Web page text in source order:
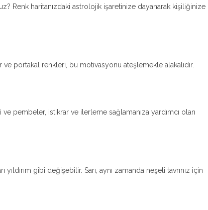
Renk haritanızdaki astrolojik işaretinize dayanarak kişiliğinize
ve portakal renkleri, bu motivasyonu ateşlemekle alakalıdır.
pembeler, istikrar ve ilerleme sağlamanıza yardımcı olan
gibi değişebilir. Sarı, aynı zamanda neşeli tavrınız için